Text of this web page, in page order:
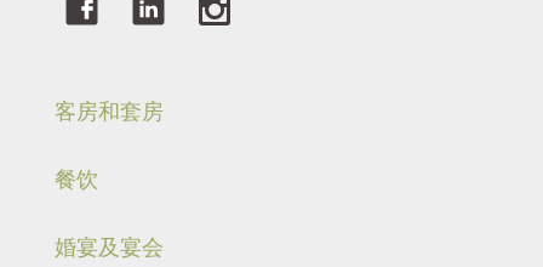
客房和套房
餐饮
婚宴及宴会